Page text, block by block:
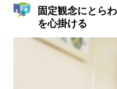
固定観念にとら
を心掛ける